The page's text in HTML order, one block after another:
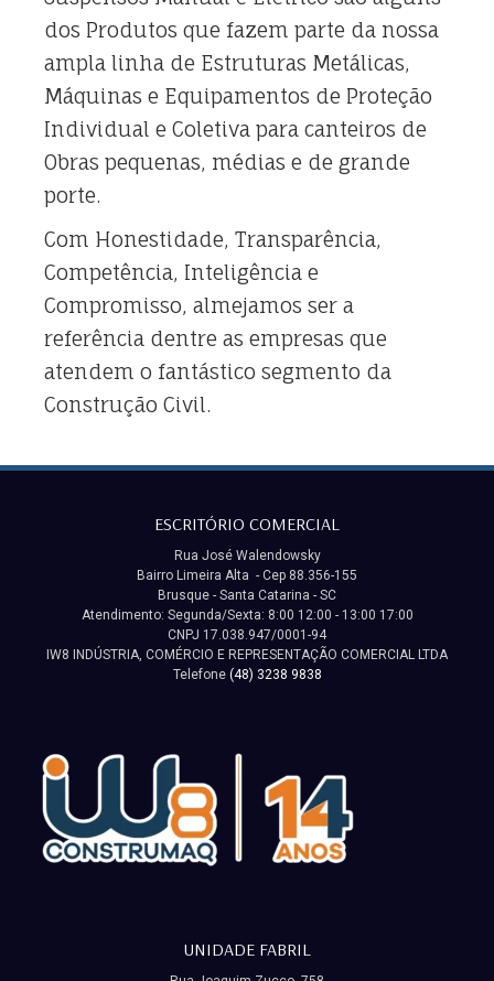
dos Produtos que fazem parte da nossa
ampla linha de Estruturas Metálicas,
Máquinas e Equipamentos de Proteção
Individual e Coletiva para canteiros de
Obras pequenas, médias e de grande
porte.
Com Honestidade, Transparência,
Competência, Inteligência e
Compromisso, almejamos ser a
referência dentre as empresas que
atendem o fantástico segmento da
Construção Civil.
ESCRITÓRIO COMERCIAL
Rua José Walendowsky
Bairro Limeira Alta - Cep 88.356-155
Brusque - Santa Catarina - SC
Atendimento: Segunda/Sexta: 8:00 12:00 - 13:00 17:00
CNPJ 17.038.947/0001-94
IW8 INDÚSTRIA, COMÉRCIO E REPRESENTAÇÃO COMERCIAL LTDA
Telefone (48) 3238 9838
UNIDADE FABRIL